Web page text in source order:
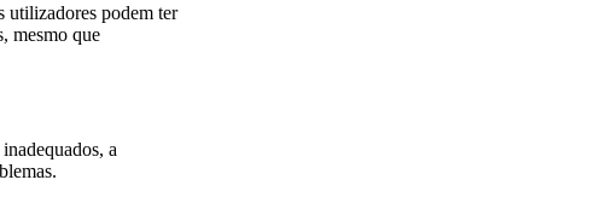
utilizadores podem ter
mesmo que
a